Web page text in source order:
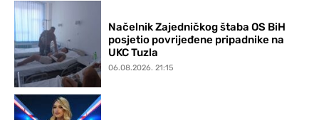
Načelnik Zajedničkog štaba OS BiH
posjetio povrijeđene pripadnike na
UKC Tuzla
06.08.2026. 21:15